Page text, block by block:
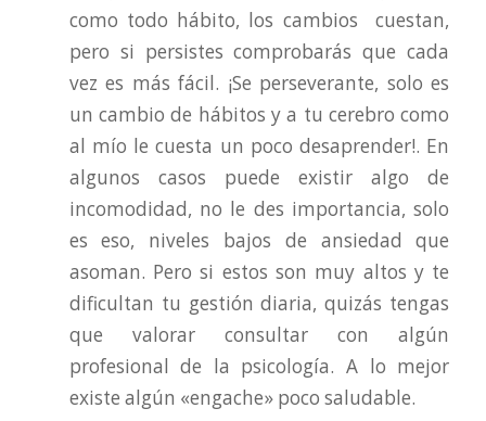
como todo hábito, los cambios cuestan,
pero si persistes comprobarás que cada
vez es más fácil. ¡Se perseverante, solo es
un cambio de hábitos y a tu cerebro como
al mío le cuesta un poco desaprender!. En
algunos casos puede existir algo de
incomodidad, no le des importancia, solo
es eso, niveles bajos de ansiedad que
asoman. Pero si estos son muy altos y te
dificultan tu gestión diaria, quizás tengas
que valorar consultar con algún
profesional de la psicología. A lo mejor
existe algún «engache» poco saludable.